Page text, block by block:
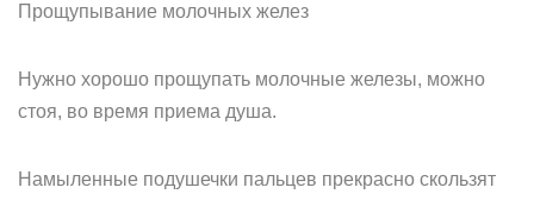
Прощупывание молочных желез
Нужно хорошо прощупать молочные железы, можно
стоя, во время приема душа.
Намыленные подушечки пальцев прекрасно скользят